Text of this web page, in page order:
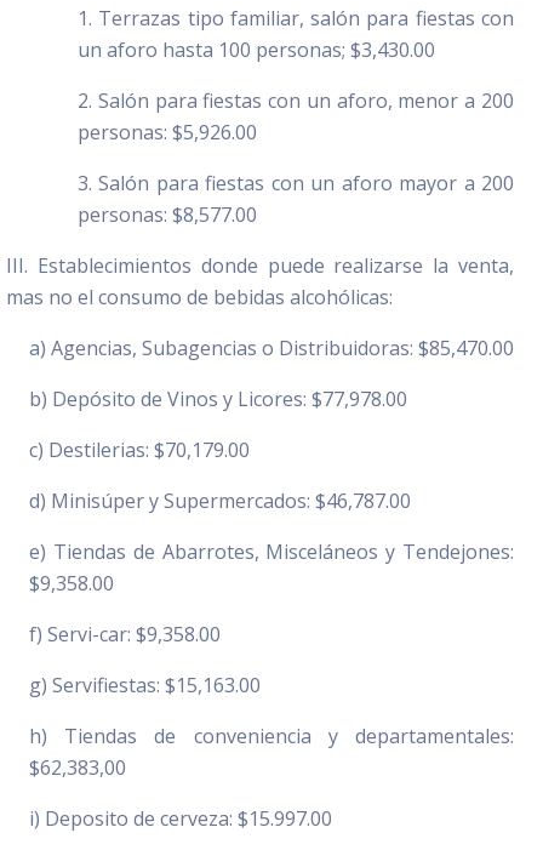
1. Terrazas tipo familiar, salón para fiestas con
un aforo hasta 100 personas; $3,430.00
2. Salón para fiestas con un aforo, menor a 200
personas: $5,926.00
3. Salón para fiestas con un aforo mayor a 200
personas: $8,577.00
III. Establecimientos donde puede realizarse la venta,
mas no el consumo de bebidas alcohólicas:
a) Agencias, Subagencias o Distribuidoras: $85,470.00
b) Depósito de Vinos y Licores: $77,978.00
c) Destilerias: $70,179.00
d) Minisúper y Supermercados: $46,787.00
e) Tiendas de Abarrotes, Misceláneos y Tendejones:
$9,358.00
f) Servi-car: $9,358.00
g) Servifiestas: $15,163.00
h) Tiendas de conveniencia y departamentales:
$62,383,00
i) Deposito de cerveza: $15.997.00